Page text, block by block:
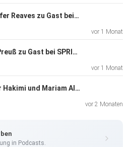
(aufgezeichnet am
Folge 158: Jennifer Reaves zu Gast bei SPRICH:STUTTGART
vor 1 Monat
Folge 157: Axel Preuß zu Gast bei SPRICHSTUTTGART
vor 1 Monat
Folge 156: Anwar Hakimi und Mariam Altabakh zu Gast bei SPRICH:STUTTGART
vor 2 Monaten
in Podcasts.